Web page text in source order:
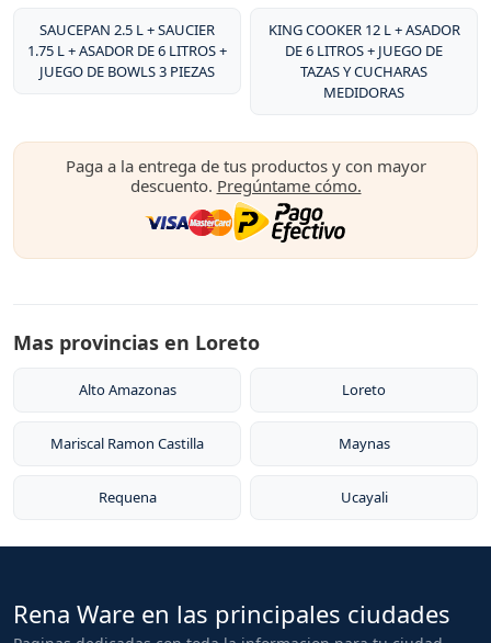
SAUCEPAN 2.5 L + SAUCIER
1.75 L + ASADOR DE 6 LITROS +
JUEGO DE BOWLS 3 PIEZAS
KING COOKER 12 L + ASADOR
DE 6 LITROS + JUEGO DE
TAZAS Y CUCHARAS
MEDIDORAS
Paga a la entrega de tus productos y con mayor
descuento. Pregúntame cómo.
Mas provincias en Loreto
Alto Amazonas Loreto
Mariscal Ramon Castilla Maynas
Requena Ucayali
Rena Ware en las principales ciudades